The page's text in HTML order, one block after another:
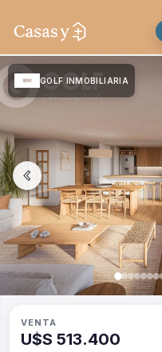
GOLF INMOBILIARIA
VENTA
U$S 513.400